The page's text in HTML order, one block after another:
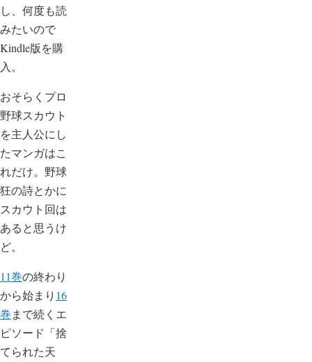
し、何度も読
みたいので
Kindle版を購
入。
おそらくプロ
野球スカウト
を主人公にし
たマンガはこ
れだけ。野球
狂の詩とかに
スカウト回は
あると思うけ
ど。
11巻の終わり
から始まり 16
巻まで続くエ
ピソード「捨
てられた天